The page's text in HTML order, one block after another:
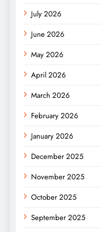
July 2026
June 2026
May 2026
April 2026
March 2026
February 2026
January 2026
December 2025
November 2025
October 2025
September 2025